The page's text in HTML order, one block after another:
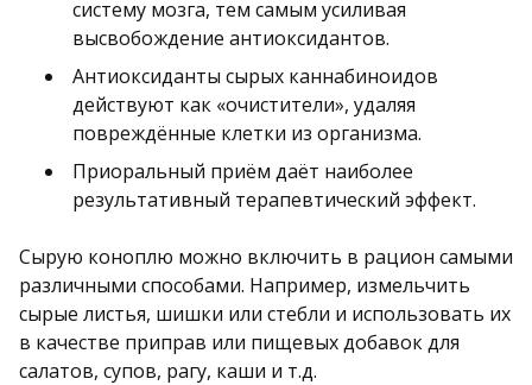
систему мозга, тем самым усиливая
высвобождение антиоксидантов.
Антиоксиданты сырых каннабиноидов
действуют как «очистители», удаляя
повреждённые клетки из организма.
Приоральный приём даёт наиболее
результативный терапевтический эффект.
Сырую коноплю можно включить в рацион самыми
различными способами. Например, измельчить
сырые листья, шишки или стебли и использовать их
в качестве приправ или пищевых добавок для
салатов, супов, рагу, каши и т.д.